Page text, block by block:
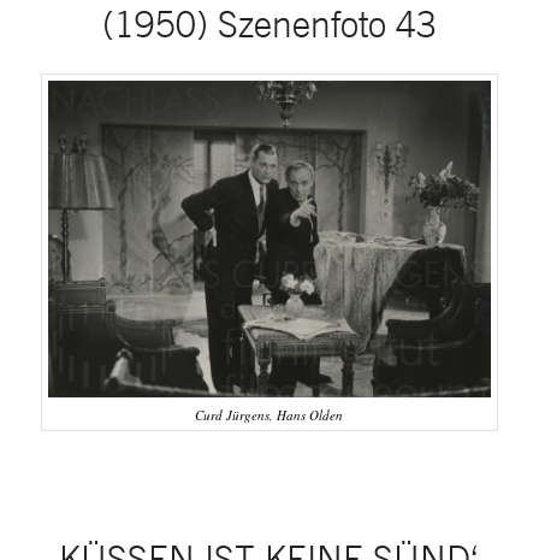
(1950) Szenenfoto 43
Curd Jürgens, Hans Olden